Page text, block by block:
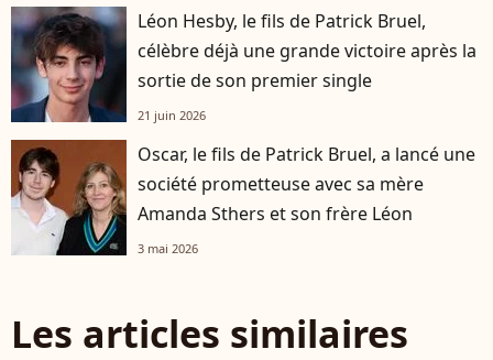
Léon Hesby, le fils de Patrick Bruel,
célèbre déjà une grande victoire après la
sortie de son premier single
21 juin 2026
Oscar, le fils de Patrick Bruel, a lancé une
société prometteuse avec sa mère
Amanda Sthers et son frère Léon
3 mai 2026
Les articles similaires